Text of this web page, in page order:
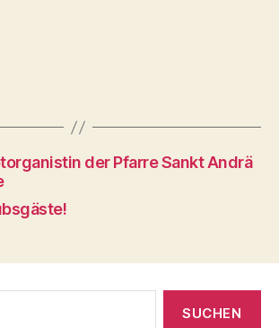
der Pfarre Sankt Andrä